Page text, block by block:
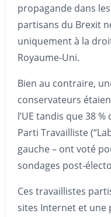
propagande dans
partisans du Brexit
uniquement à la
Royaume-Uni.
Bien au contraire,
conservateurs
l’UE tandis que 38
Parti Travailliste
gauche – ont voté
sondages post-
Ces travaillistes
sites Internet et une